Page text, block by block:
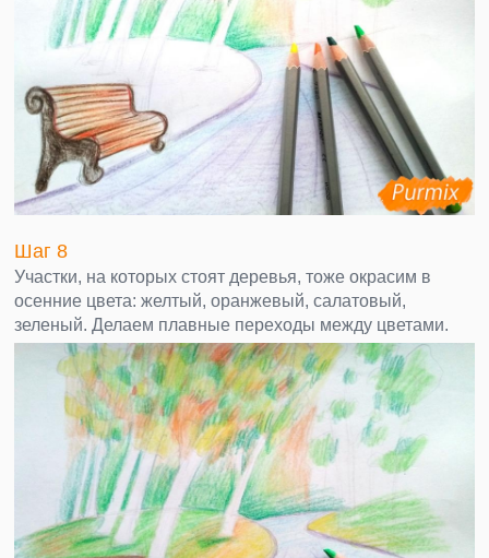
Шаг 8
Участки, на которых стоят деревья, тоже окрасим в
осенние цвета: желтый, оранжевый, салатовый,
зеленый. Делаем плавные переходы между цветами.